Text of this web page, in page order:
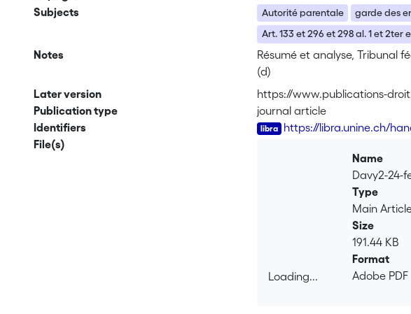
Subjects
Autorité parentale garde des
Art. 133 et 296 et 298 al. 1 et 2ter
Notes
Résumé et analyse, Tribunal
(d)
Later version
https://www.publications-
Publication type
journal article
Identifiers
https://libra.unine.ch/
File(s)
Loading...
Name
Davy2-24-
Type
Main
Size
191.44 KB
Format
Adobe PDF